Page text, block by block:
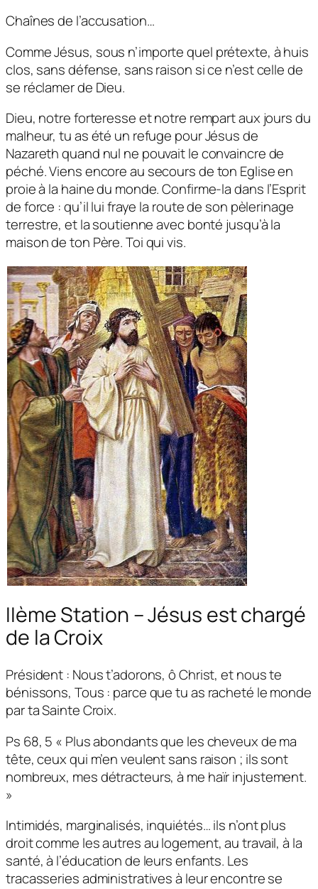
Chaînes de l’accusation…
Comme Jésus, sous n’importe quel prétexte, à huis
clos, sans défense, sans raison si ce n’est celle de
se réclamer de Dieu.
Dieu, notre forteresse et notre rempart aux jours du
malheur, tu as été un refuge pour Jésus de
Nazareth quand nul ne pouvait le convaincre de
péché. Viens encore au secours de ton Eglise en
proie à la haine du monde. Confirme-la dans l’Esprit
de force : qu’il lui fraye la route de son pèlerinage
terrestre, et la soutienne avec bonté jusqu’à la
maison de ton Père. Toi qui vis.
IIème Station – Jésus est chargé
de la Croix
Président : Nous t’adorons, ô Christ, et nous te
bénissons, Tous : parce que tu as racheté le monde
par ta Sainte Croix.
Ps 68, 5 « Plus abondants que les cheveux de ma
tête, ceux qui m’en veulent sans raison ; ils sont
nombreux, mes détracteurs, à me haïr injustement.
»
Intimidés, marginalisés, inquiétés… ils n’ont plus
droit comme les autres au logement, au travail, à la
santé, à l’éducation de leurs enfants. Les
tracasseries administratives à leur encontre se